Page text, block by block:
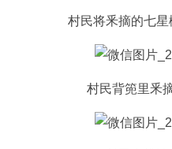
村民将釆摘的七
村民背篼里釆